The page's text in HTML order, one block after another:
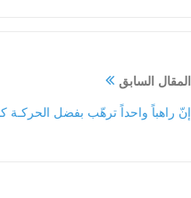
المقال السابق
إنّ راهباً واحداً ترهّب بفضل